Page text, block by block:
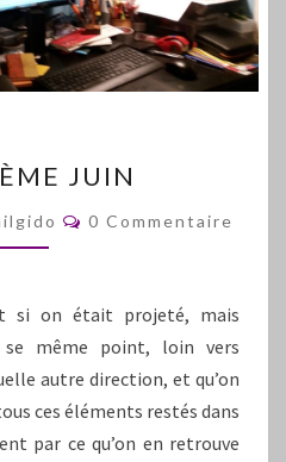
JUIN JUIN
Commentaires
0 Commentaire
si on était projeté, mais
même point, loin vers
autre direction, et qu’on
ces éléments restés dans
par ce qu’on en retrouve